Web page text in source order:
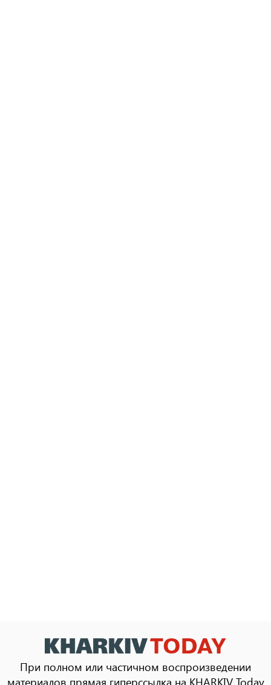
При полном или частичном воспроизведении
материалов прямая гиперссылка на KHARKIV Today